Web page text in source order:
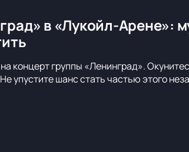
в «Лукойл-Арене»:
концерт группы «Ленинград».
упустите шанс стать частью этого